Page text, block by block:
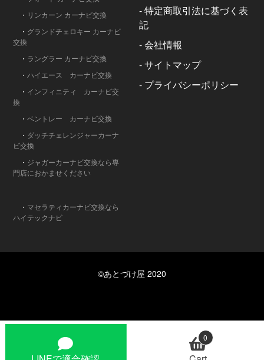
・ リンカーン カーナビ交換
・ グランドチェロキー カーナビ
交換
・ ラングラー カーナビ交換
・ ハイエース カーナビ交換
・ インフィニティ カーナビ交
換
・ベントレー カーナビ交換
・ ダッチチェレンジャーカーナ
ビ交換
・ ジャガーカーナビ交換なら専
門店におかませください
・ マセラティカーナビ交換なら
ハイテックナビ
-特定商取引法に基づく表
記
-会社情報
-サイトマップ
- プライバシーポリシー
©あとづけ屋 2020
0